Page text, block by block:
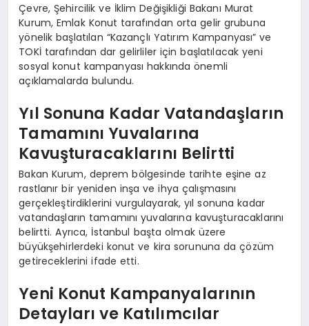
Çevre, Şehircilik ve İklim Değişikliği Bakanı Murat
Kurum, Emlak Konut tarafından orta gelir grubuna
yönelik başlatılan “Kazançlı Yatırım Kampanyası” ve
TOKİ tarafından dar gelirliler için başlatılacak yeni
sosyal konut kampanyası hakkında önemli
açıklamalarda bulundu.
Yıl Sonuna Kadar Vatandaşların
Tamamını Yuvalarına
Kavuşturacaklarını Belirtti
Bakan Kurum, deprem bölgesinde tarihte eşine az
rastlanır bir yeniden inşa ve ihya çalışmasını
gerçekleştirdiklerini vurgulayarak, yıl sonuna kadar
vatandaşların tamamını yuvalarına kavuşturacaklarını
belirtti. Ayrıca, İstanbul başta olmak üzere
büyükşehirlerdeki konut ve kira sorununa da çözüm
getireceklerini ifade etti.
Yeni Konut Kampanyalarının
Detayları ve Katılımcılar